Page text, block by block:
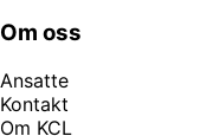
Om oss
Ansatte
Kontakt
Om KCL